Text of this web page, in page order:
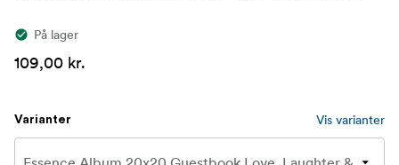
På lager
109,00 kr.
Varianter Vis varianter